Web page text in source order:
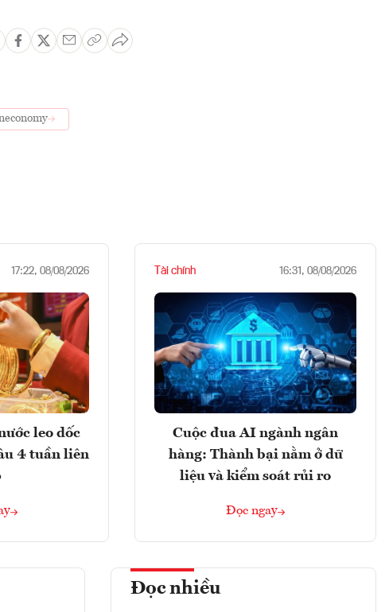
17:22, 08/08/2026
leo dốc
4 tuần liên
Tài chính 16:31, 08/08/2026
Cuộc đua AI ngành ngân
hàng: Thành bại nằm ở dữ
liệu và kiểm soát rủi ro
Đọc ngay
Đọc nhiều